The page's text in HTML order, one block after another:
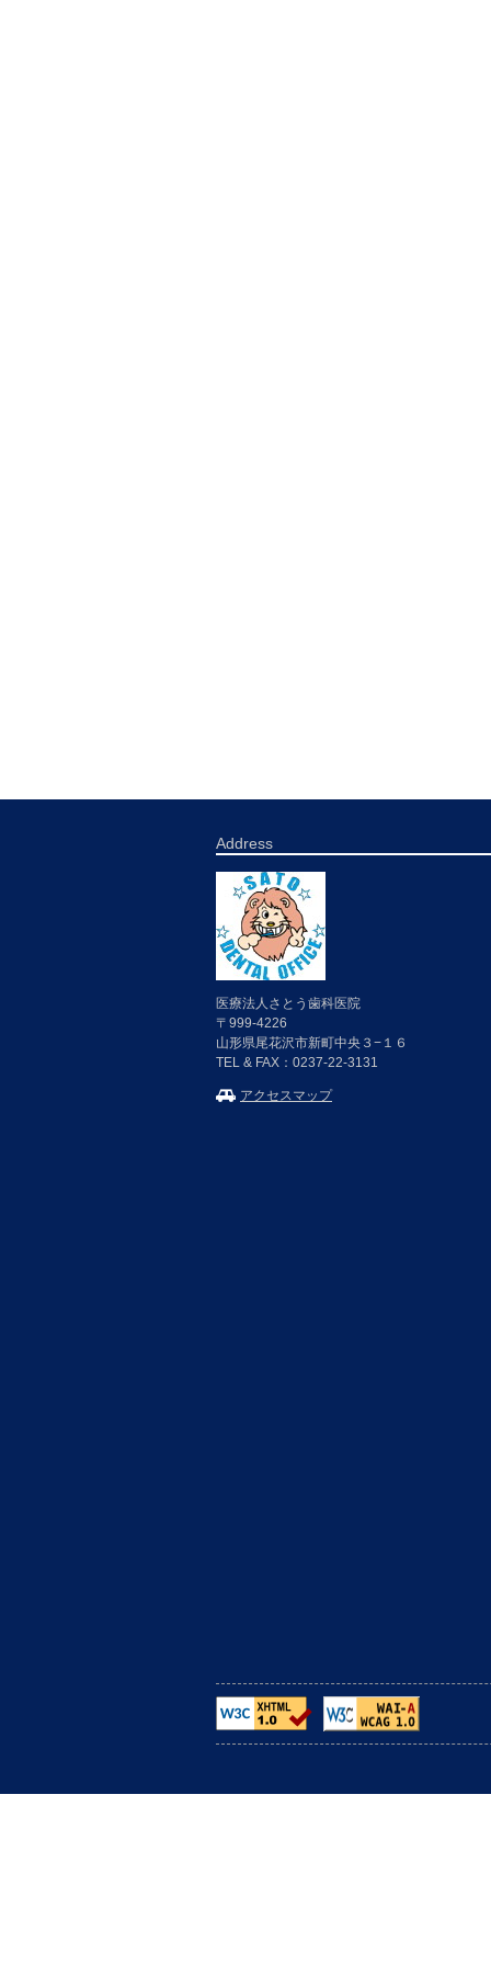
Address
医療法人さとう歯科医院
〒999-4226
山形県尾花沢市新町中央３−１６
TEL & FAX：0237-22-3131
アクセスマップ